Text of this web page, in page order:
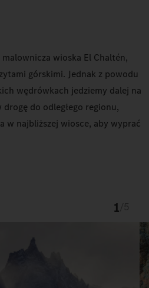
wioska El Chaltén,
górskimi. Jednak z powodu
wędrówkach jedziemy dalej na
do odległego regionu,
w najbliższej wiosce, aby wyprać
1